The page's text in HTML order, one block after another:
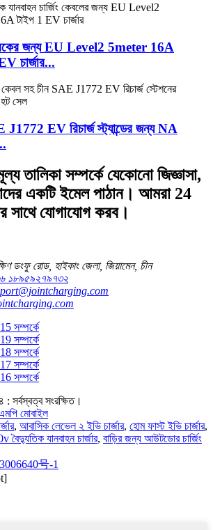
জন্য EU Level2 5meter 16A
চার্জার...
J1772 EV রিচার্জ স্ট্যান্ডের জন্য NA
তালিকা সম্পর্কে যেকোনো জিজ্ঞাসা,
একটি ইমেল পাঠান। আমরা 24
সাথে যোগাযোগ করব।
ডংফু রোড, হাইকাং জেলা, জিয়ামেন, চীন
১৮৯৫৯২৭৯৭৩২
সর্বস্বত্ব সংরক্ষিত।
মোবাইল
, আবাসিক লেভেল ২ ইভি চার্জার, হোম ফাস্ট ইভি চার্জার,
বৈদ্যুতিক যানবাহন চার্জার, বাড়ির জন্য আউটডোর চার্জিং
号-1